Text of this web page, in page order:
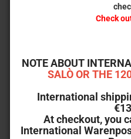
Check
NOTE ABOUT
SALÒ OR THE
International
At checkout, you
International